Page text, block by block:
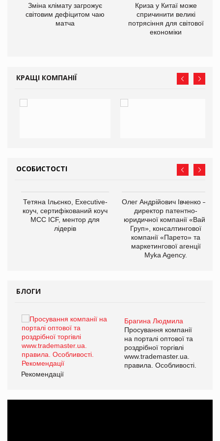
Зміна клімату загрожує
світовим дефіцитом чаю
матча
Криза у Китаї може
спричинити великі
потрясіння для світової
економіки
КРАЩІ КОМПАНІЇ
ОСОБИСТОСТІ
Тетяна Ільєнко, Executive-
коуч, сертифікований коуч
МСС ICF, ментор для
лідерів
Олег Андрійович Івченко —
директор патентно-
юридичної компанії «Вайз
Груп», консалтингової
компанії «Парето» та
маркетингової агенції
Myka Agency.
БЛОГИ
Брагина Людмила
Просування компанії
на порталі оптової та
роздрібної торгівлі
www.trademaster.ua.
правила. Особливості.
Рекомендації